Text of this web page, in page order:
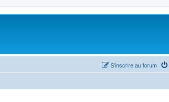
S’inscrire au forum